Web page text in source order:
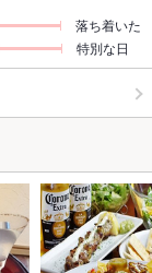
落ち着いた
特別な日